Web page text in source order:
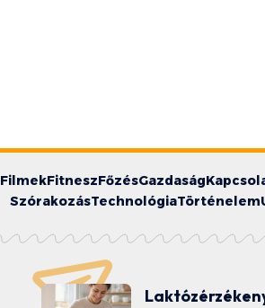
FilmekFitneszFőzésGazdaság
SzórakozásTechnológiaTörténelem